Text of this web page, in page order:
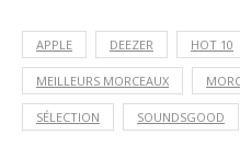
APPLE DEEZER HOT 10
MEILLEURS MORCEAUX
SÉLECTION SOUNDSGOOD